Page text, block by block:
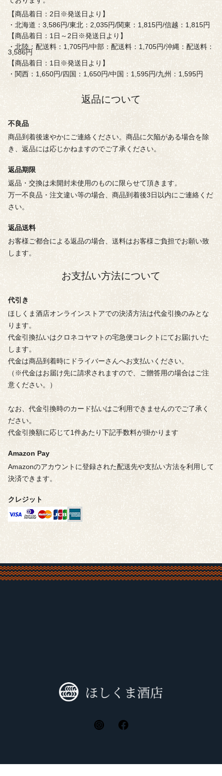
【商品着日：2日※発送日より】
・北海道：3,586円/東北：2,035円/関東：1,815円/信越：1,815円
【商品着日：1日～2日※発送日より】
・北陸：配送料：1,705円/中部：配送料：1,705円/沖縄：配送料：
3,586円
【商品着日：1日※発送日より】
・関西：1,650円/四国：1,650円/中国：1,595円/九州：1,595円
返品について
不良品
商品到着後速やかにご連絡ください。商品に欠陥がある場合を除
き、返品には応じかねますのでご了承ください。
返品期限
返品・交換は未開封未使用のものに限らせて頂きます。
万一不良品・注文違い等の場合、商品到着後3日以内にご連絡くだ
さい。
返品送料
お客様ご都合による返品の場合、送料はお客様ご負担でお願い致
します。
お支払い方法について
代引き
ほしくま酒店オンラインストアでの決済方法は代金引換のみとな
ります。
代金引換払いはクロネコヤマトの宅急便コレクトにてお届けいた
します。
代金は商品到着時にドライバーさんへお支払いください。
（※代金はお届け先に請求されますので、ご贈答用の場合はご注
意ください。）
なお、代金引換時のカード払いはご利用できませんのでご了承く
ださい。
代金引換額に応じて1件あたり下記手数料が掛かります
Amazon Pay
Amazonのアカウントに登録された配送先や支払い方法を利用して
決済できます。
クレジット